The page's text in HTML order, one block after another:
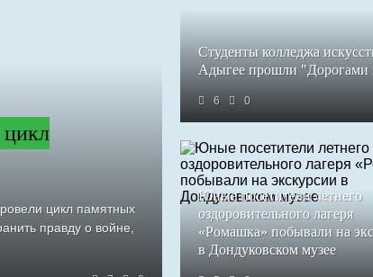
цикл
цикл памятных
правду о войне,
Студенты колледжа
Адыгее прошли
6 0
Юные посетители летнего
оздоровительного лагеря
«Ромашка» побывали на
в Дондуковском музее